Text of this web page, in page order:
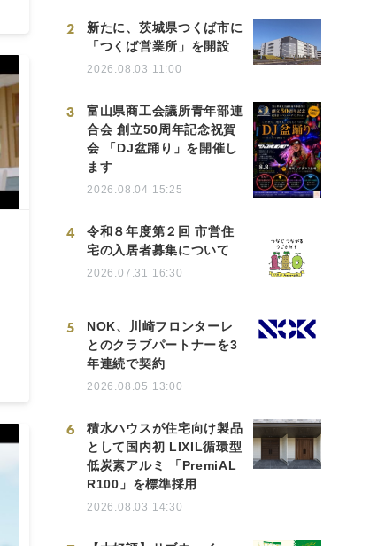
2
新たに、茨城県つくば市に
「つくば営業所」を開設
2026.08.03 11:00
3
富山県商工会議所青年部連
合会 創立50周年記念祝賀
会 「DJ盆踊り」を開催し
ます
2026.08.04 15:25
4
令和８年度第２回 市営住
宅の入居者募集について
2026.07.31 16:30
5
NOK、川崎フロンターレ
とのクラブパートナーを3
年連続で契約
2026.08.05 13:00
6
積水ハウスが住宅向け製品
として国内初 LIXIL循環型
低炭素アルミ 「PremiAL
R100」を標準採用
2026.08.03 14:30